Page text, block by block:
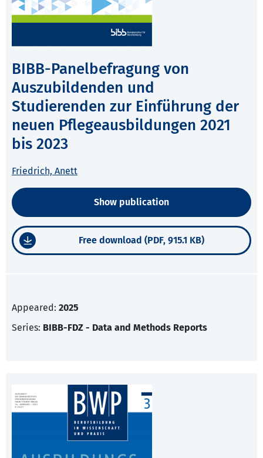
BIBB-Panelbefragung von
Auszubildenden und
Studierenden zur Einführung der
neuen Pflegeausbildungen 2021
bis 2023
Friedrich, Anett
Show publication
Free download (PDF, 915.1 KB)
Appeared: 2025
Series: BIBB-FDZ - Data and Methods Reports